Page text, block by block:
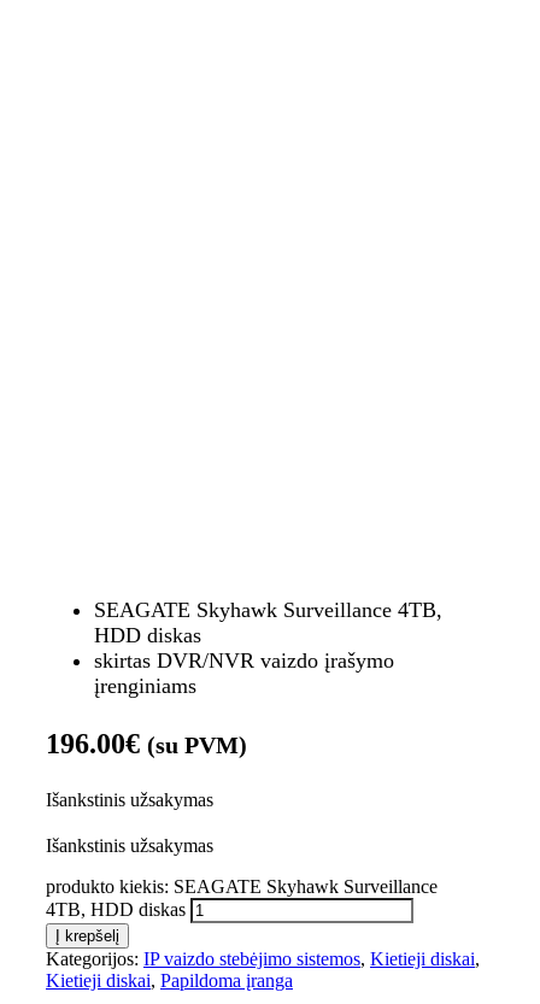
SEAGATE Skyhawk Surveillance 4TB,
HDD diskas
skirtas DVR/NVR vaizdo įrašymo
įrenginiams
196.00€ (su PVM)
Išankstinis užsakymas
Išankstinis užsakymas
produkto kiekis: SEAGATE Skyhawk Surveillance
4TB, HDD diskas
Į krepšelį
Kategorijos: IP vaizdo stebėjimo sistemos, Kietieji diskai,
Kietieji diskai, Papildoma įranga